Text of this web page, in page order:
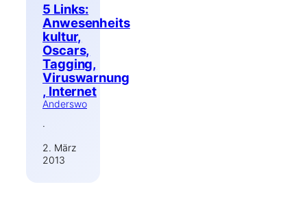
5 Links:
Anwesenheits
kultur,
Oscars,
Tagging,
Viruswarnung
, Internet
Anderswo
·
2. März
2013